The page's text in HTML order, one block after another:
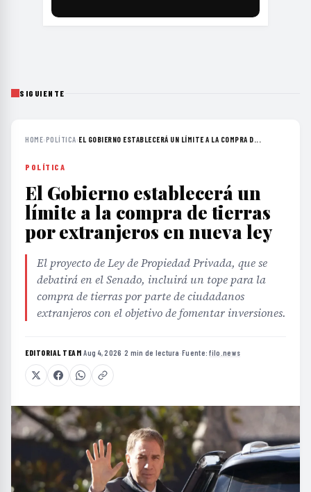
SIGUIENTE
HOME›POLÍTICA›EL GOBIERNO ESTABLECERÁ UN LÍMITE A LA COMPRA D...
POLÍTICA
El Gobierno establecerá un
límite a la compra de tierras
por extranjeros en nueva ley
El proyecto de Ley de Propiedad Privada, que se
debatirá en el Senado, incluirá un tope para la
compra de tierras por parte de ciudadanos
extranjeros con el objetivo de fomentar inversiones.
EDITORIAL TEAM·Aug 4, 2026 ·2 min de lectura ·Fuente:filo.news